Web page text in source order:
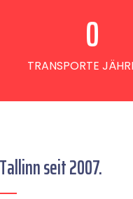
TRANSPORTE
0
seit 2007.